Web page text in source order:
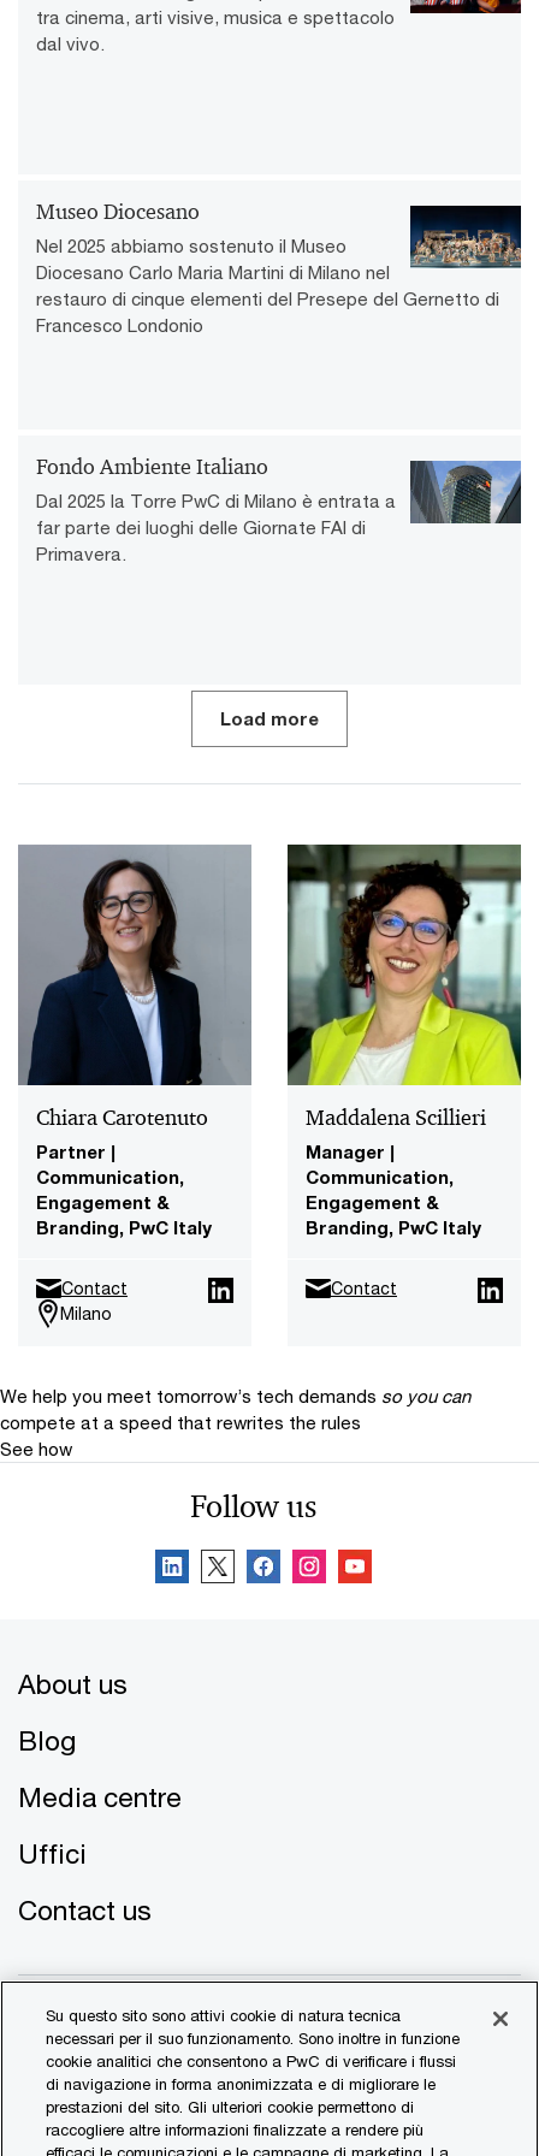
tra cinema, arti visive, musica e spettacolo
dal vivo.
Museo Diocesano
Nel 2025 abbiamo sostenuto il Museo
Diocesano Carlo Maria Martini di Milano nel
restauro di cinque elementi del Presepe del Gernetto di
Francesco Londonio
Fondo Ambiente Italiano
Dal 2025 la Torre PwC di Milano è entrata a
far parte dei luoghi delle Giornate FAI di
Primavera.
Load more
Chiara Carotenuto
Partner |
Communication,
Engagement &
Branding, PwC Italy
Contact
Milano
Maddalena Scillieri
Manager |
Communication,
Engagement &
Branding, PwC Italy
Contact
We help you meet tomorrow’s tech demands so you can
compete at a speed that rewrites the rules
See how
Follow us
About us
Blog
Media centre
Uffici
Contact us
© 2017 - 2026 PwC. All rights reserved. PwC refers to the
PwC network and/or one or more of its member firms, each
of which is a separate legal entity. Please see
Su questo sito sono attivi cookie di natura tecnica
necessari per il suo funzionamento. Sono inoltre in funzione
cookie analitici che consentono a PwC di verificare i flussi
di navigazione in forma anonimizzata e di migliorare le
prestazioni del sito. Gli ulteriori cookie permettono di
raccogliere altre informazioni finalizzate a rendere più